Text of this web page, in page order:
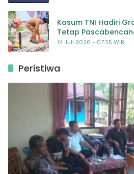
Kasum TNI Hadiri
Tetap
Harapan Baru bagi
14 Juli 2026 - 07:25 WIB
Peristiwa